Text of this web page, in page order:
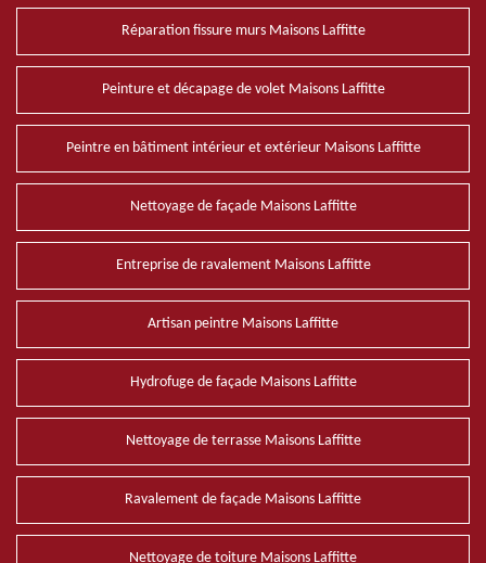
Réparation fissure murs Maisons Laffitte
Peinture et décapage de volet Maisons Laffitte
Peintre en bâtiment intérieur et extérieur Maisons Laffitte
Nettoyage de façade Maisons Laffitte
Entreprise de ravalement Maisons Laffitte
Artisan peintre Maisons Laffitte
Hydrofuge de façade Maisons Laffitte
Nettoyage de terrasse Maisons Laffitte
Ravalement de façade Maisons Laffitte
Nettoyage de toiture Maisons Laffitte